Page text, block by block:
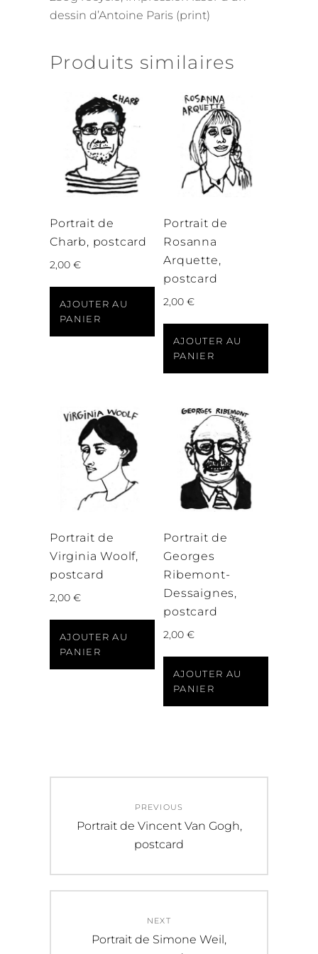
dessin d’Antoine Paris (print)
Produits similaires
Portrait de
Charb, postcard
2,00 €
AJOUTER AU
PANIER
Portrait de
Rosanna
Arquette,
postcard
2,00€
AJOUTER AU
PANIER
Portrait de
Virginia Woolf,
postcard
2,00 €
AJOUTER AU
PANIER
Portrait de
Georges
Ribemont-
Dessaignes,
postcard
2,00€
AJOUTER AU
PANIER
PREVIOUS
Previous
Portrait de Vincent Van Gogh,
postcard
NEXT
Next
Portrait de Simone Weil,